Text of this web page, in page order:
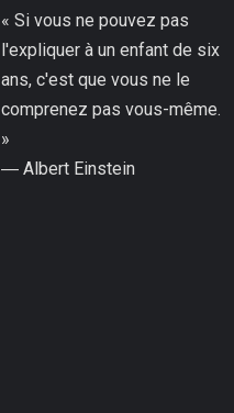
« Si vous ne pouvez pas
l'expliquer à un enfant de six
ans, c'est que vous ne le
comprenez pas vous-même.
»
― Albert Einstein